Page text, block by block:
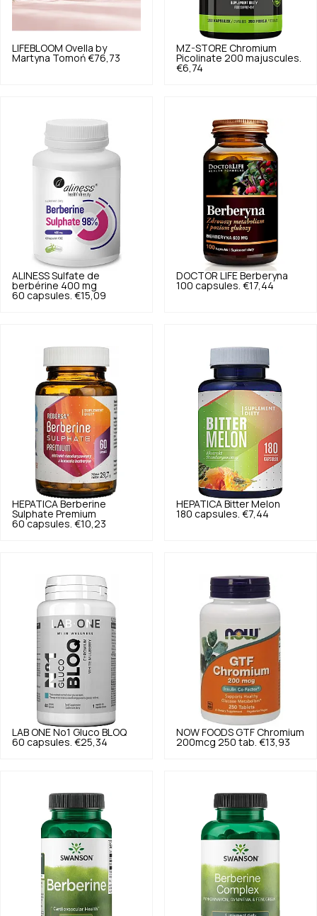
LIFEBLOOM Ovella by
Martyna Tomoń €76,73
MZ-STORE Chromium
Picolinate 200 majuscules.
€6,74
ALINESS Sulfate de
berbérine 400 mg
60 capsules. €15,09
DOCTOR LIFE Berberyna
100 capsules. €17,44
HEPATICA Berberine
Sulphate Premium
60 capsules. €10,23
HEPATICA Bitter Melon
180 capsules. €7,44
LAB ONE No1 Gluco BLOQ
60 capsules. €25,34
NOW FOODS GTF Chromium
200mcg 250 tab. €13,93